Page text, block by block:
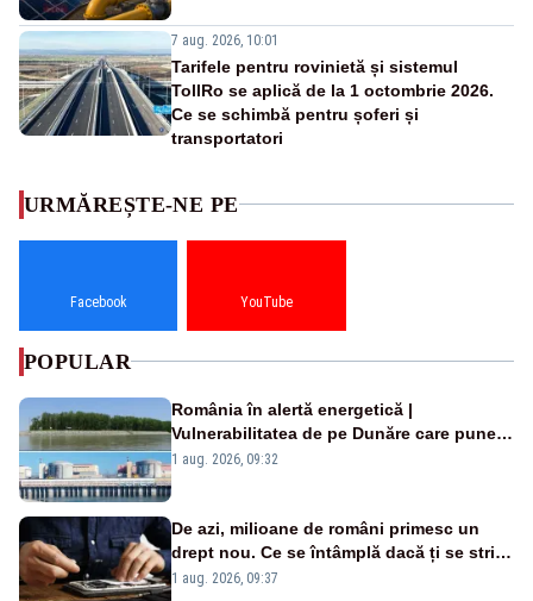
7 aug. 2026, 10:01
Tarifele pentru rovinietă și sistemul
TollRo se aplică de la 1 octombrie 2026.
Ce se schimbă pentru șoferi și
transportatori
URMĂREȘTE-NE PE
Facebook YouTube
POPULAR
România în alertă energetică |
Vulnerabilitatea de pe Dunăre care pune
în pericol Centrala Cernavodă era
1 aug. 2026, 09:32
De azi, milioane de români primesc un
drept nou. Ce se întâmplă dacă ți se strică
un produs
1 aug. 2026, 09:37